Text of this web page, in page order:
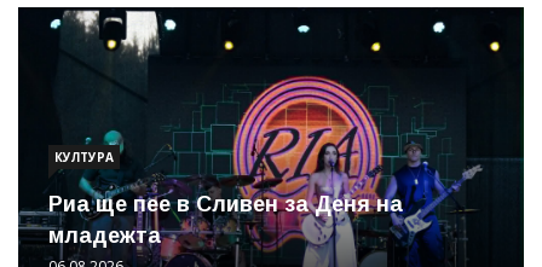
КУЛТУРА
Риа ще пее в Сливен за Деня на
младежта